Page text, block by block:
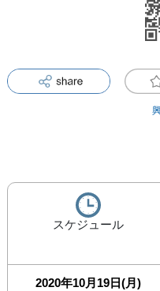
スケジュール
2020年10月19日(月)